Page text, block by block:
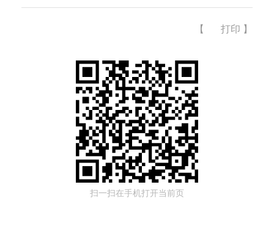
【 打印 】
扫一扫在手机打开当前页